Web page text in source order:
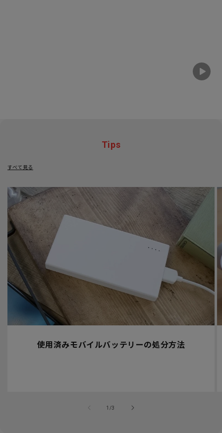
Tips
すべて見る
使用済みモバイルバッテリーの処分方法
1 /
の3